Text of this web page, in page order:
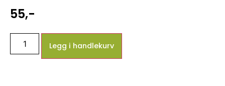
55,-
Legg i handlekurv